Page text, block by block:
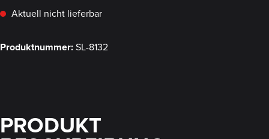
Aktuell nicht lieferbar
Produktnummer:SL-8132
PRODUKT